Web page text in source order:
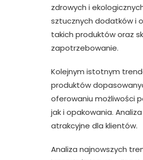
zdrowych i
sztucznych dodatków i
takich produktów oraz
zapotrzebowanie.
Kolejnym istotnym
produktów
oferowaniu możliwości
jak i opakowania.
atrakcyjne dla klientów.
Analiza najnowszych